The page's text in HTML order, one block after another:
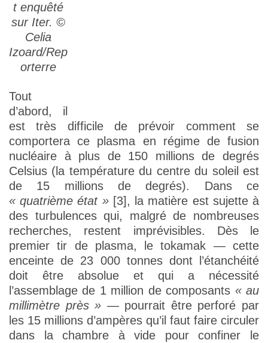
t enquêté
sur Iter. ©
Celia
Izoard/Rep
orterre
Tout
d’abord, il
est très difficile de prévoir comment se
comportera ce plasma en régime de fusion
nucléaire à plus de 150 millions de degrés
Celsius (la température du centre du soleil est
de 15 millions de degrés). Dans ce
« quatrième état »[3], la matière est sujette à
des turbulences qui, malgré de nombreuses
recherches, restent imprévisibles. Dès le
premier tir de plasma, le tokamak — cette
enceinte de 23 000 tonnes dont l’étanchéité
doit être absolue et qui a nécessité
l’assemblage de 1 million de composants « au
millimètre près » — pourrait être perforé par
les 15 millions d’ampères qu’il faut faire circuler
dans la chambre à vide pour confiner le